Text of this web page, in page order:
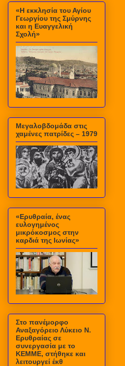
«Η εκκλησία του Αγίου
Γεωργίου της Σμύρνης
και η Ευαγγελική
Σχολή»
Μεγαλοβδομάδα στις
χαμένες πατρίδες – 1979
«Ερυθραία, ένας
ευλογημένος
μικρόκοσμος στην
καρδιά της Ιωνίας»
Στο πανέμορφο
Αναξαγόρειο Λύκειο Ν.
Ερυθραίας σε
συνεργασία με το
ΚΕΜΜΕ, στήθηκε και
λειτουργεί έκθ